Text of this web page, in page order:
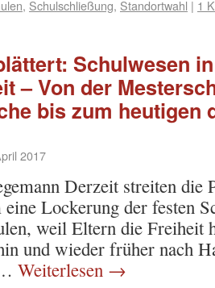
, Schulschließung, Standortwahl | 1
Schulwesen
– Von der
bis zum heutigen
2017
Derzeit streiten die
eine Lockerung der festen
weil Eltern die Freiheit
und wieder früher nach
Weiterlesen →